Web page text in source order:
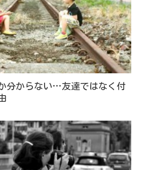
分からない…友達ではなく付